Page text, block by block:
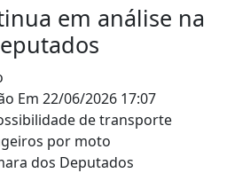
em análise na
Em 22/06/2026 17:07
dos Deputados